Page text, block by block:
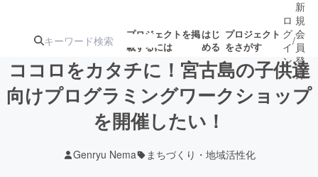
プロジェクトを掲
載するには
はじ
める
プロジェクト
をさがす
注目のリ 注目の新着プロ
ジェクト
募集終了が近いプ
ロ
グ
イ
ン
/
新
規
会
員
登
録
ココロをカタチに！宮古島の子供達
向けプログラミングワークショップ
を開催したい！
Genryu Nema まちづくり・地域活性化